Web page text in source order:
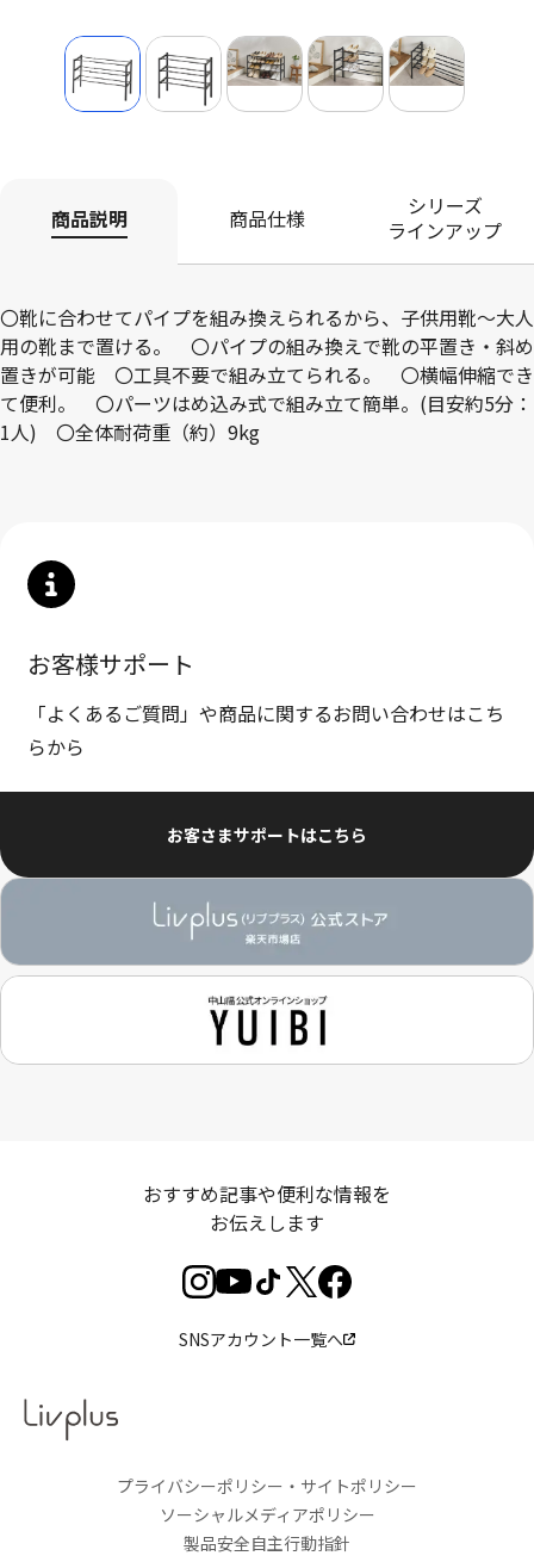
商品説明 商品仕様
シリーズ
ラインアップ
〇靴に合わせてパイプを組み換えられるから、子供用靴～大人
用の靴まで置ける。 〇パイプの組み換えで靴の平置き・斜め
置きが可能 〇工具不要で組み立てられる。 〇横幅伸縮でき
て便利。 〇パーツはめ込み式で組み立て簡単。(目安約5分：
1人) 〇全体耐荷重（約）9kg
お客様サポート
「よくあるご質問」や商品に関するお問い合わせはこち
らから
お客さまサポートはこちら
おすすめ記事や便利な情報を
お伝えします
SNSアカウント一覧へ
プライバシーポリシー・サイトポリシー
ソーシャルメディアポリシー
製品安全自主行動指針